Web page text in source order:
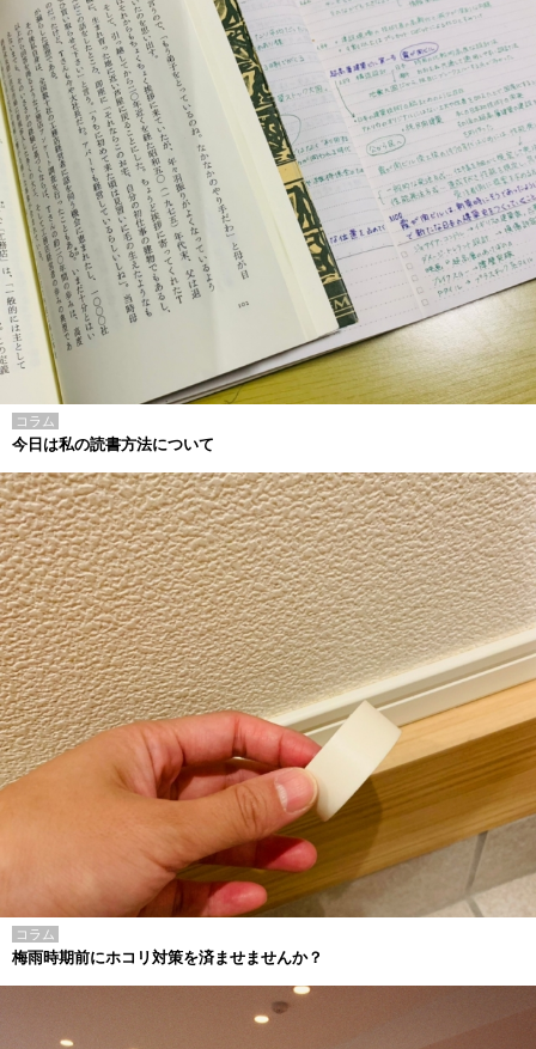
コラム
今日は私の読書方法について
コラム
梅雨時期前にホコリ対策を済ませませんか？